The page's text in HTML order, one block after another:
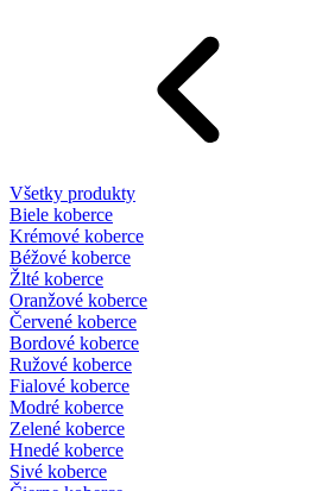
Všetky produkty
Biele koberce
Krémové koberce
Béžové koberce
Žlté koberce
Oranžové koberce
Červené koberce
Bordové koberce
Ružové koberce
Fialové koberce
Modré koberce
Zelené koberce
Hnedé koberce
Sivé koberce